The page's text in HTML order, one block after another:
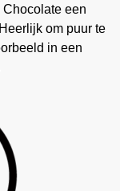
een
om puur te
in een